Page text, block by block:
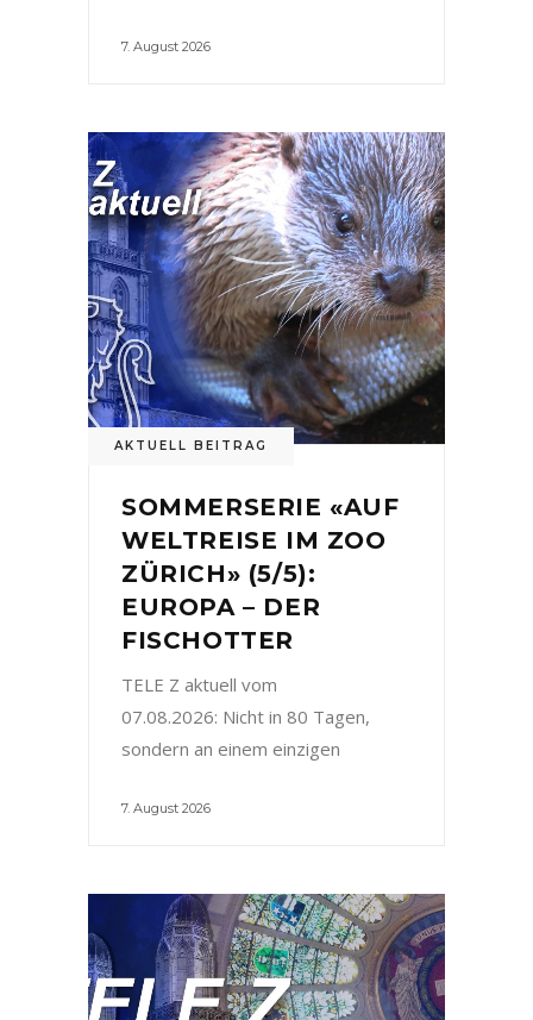
7. August 2026
AKTUELL BEITRAG
SOMMERSERIE «AUF
WELTREISE IM ZOO
ZÜRICH» (5/5):
EUROPA – DER
FISCHOTTER
TELE Z aktuell vom
07.08.2026: Nicht in 80 Tagen,
sondern an einem einzigen
7. August 2026